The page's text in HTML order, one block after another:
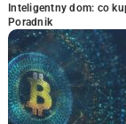
Inteligentny dom: co
Poradnik